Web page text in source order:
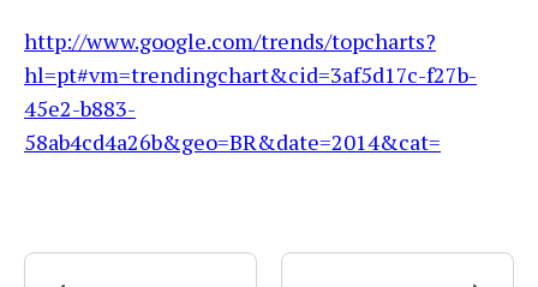
http://www.google.com/trends/topcharts?
hl=pt#vm=trendingchart&cid=3af5d17c-f27b-
45e2-b883-
58ab4cd4a26b&geo=BR&date=2014&cat=